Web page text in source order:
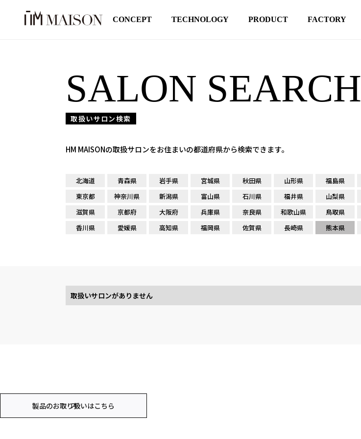
CONCEPT TECHNOLOGY PRODUCT FACTORY
SALON SEARCH
取扱いサロン検索
HM MAISONの取扱サロンをお住まいの都道府県から検索できます。
北海道 青森県 岩手県 宮城県 秋田県 山形県 福島県
東京都
神奈川県 新潟県 富山県 石川県 福井県 山梨県
滋賀県
京都府 大阪府 兵庫県 奈良県 和歌山県 鳥取県
香川県
愛媛県 高知県 福岡県 佐賀県 長崎県 熊本県
取扱いサロンがありません
製品のお取り扱いはこちら